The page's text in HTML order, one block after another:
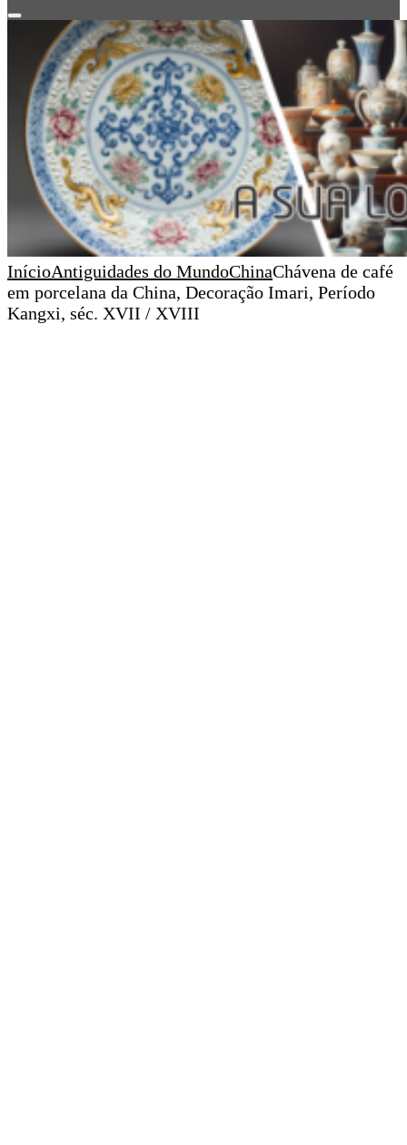
InícioAntiguidades do MundoChinaChávena de café
em porcelana da China, Decoração Imari, Período
Kangxi, séc. XVII / XVIII